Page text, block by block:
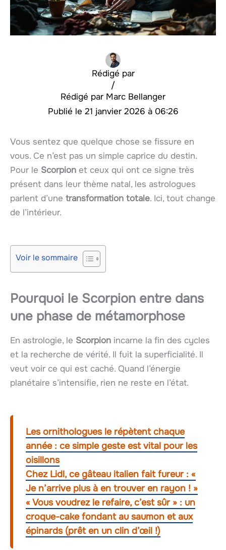
Rédigé par
Marc Bellanger
/
21 janvier 2026 à 06:26
Vous sentez que quelque chose se fissure en
vous. Ce n’est pas un simple caprice du destin.
Pour le Scorpion et ceux qui ont ce signe très
présent dans leur thème natal, les astrologues
parlent d’une transformation totale. Ici, tout change
de l’intérieur.
Voir le sommaire
Pourquoi le Scorpion entre dans
une phase de métamorphose
En astrologie, le Scorpion incarne la fin des cycles
et la recherche de vérité. Il fuit la superficialité. Il
veut voir ce qui est caché. Quand l’énergie
planétaire s’intensifie, rien ne reste en l’état.
Les ornithologues le répètent chaque
année : ce simple geste est vital pour les
oisillons
Chez Lidl, ce gâteau italien fait fureur : «
Je n’arrive plus à en trouver en rayon ! »
« Vous voudrez le refaire, c’est sûr » : un
croque-cake fondant au saumon et aux
épinards (prêt en un clin d’œil !)